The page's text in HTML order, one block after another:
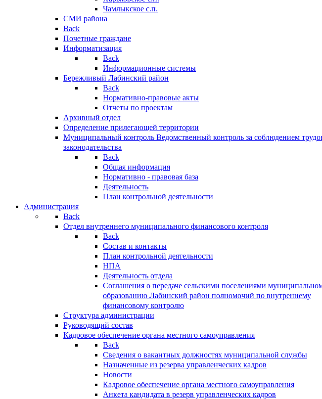
Чамлыкское с.п.
СМИ района
Back
Почетные граждане
Информатизация
Back
Информационные системы
Бережливый Лабинский район
Back
Нормативно-правовые акты
Отчеты по проектам
Архивный отдел
Определение прилегающей территории
Муниципальный контроль Ведомственный контроль за соблюдением
законодательства
Back
Общая информация
Нормативно - правовая база
Деятельность
План контрольной деятельности
Администрация
Back
Отдел внутреннего муниципального финансового контроля
Back
Состав и контакты
План контрольной деятельности
НПА
Деятельность отдела
Соглашения о передаче сельскими поселениями
образованию Лабинский район полномочий по внутреннему
финансовому контролю
Структура администрации
Руководящий состав
Кадровое обеспечение органа местного самоуправления
Back
Сведения о вакантных должностях муниципальной службы
Назначенные из резерва управленческих кадров
Новости
Кадровое обеспечение органа местного самоуправления
Анкета кандидата в резерв управленческих кадров